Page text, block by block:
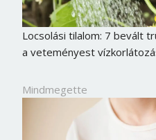
Locsolási tilalom: 7 bevált
a veteményest
Mindmegette